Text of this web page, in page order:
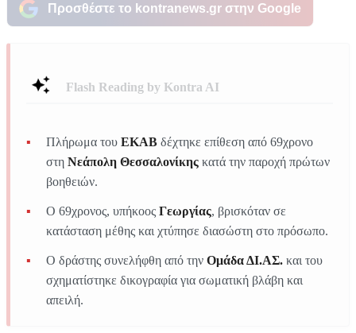
Προσθέστε το kontranews.gr στην Google
Flash Reading by Kontra AI
Πλήρωμα του ΕΚΑΒ δέχτηκε επίθεση από 69χρονο
στη Νεάπολη Θεσσαλονίκης κατά την παροχή πρώτων
βοηθειών.
Ο 69χρονος, υπήκοος Γεωργίας, βρισκόταν σε
κατάσταση μέθης και χτύπησε διασώστη στο πρόσωπο.
Ο δράστης συνελήφθη από την Ομάδα ΔΙ.ΑΣ. και του
σχηματίστηκε δικογραφία για σωματική βλάβη και
απειλή.